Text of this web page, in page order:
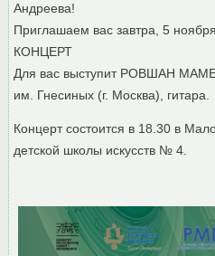
Андреева!
Приглашаем вас завтра, 5
КОНЦЕРТ
Для вас выступит РОВШАН
им. Гнесиных (г. Москва), гитара.
Концерт состоится в 18.30 в
детской школы искусств № 4.